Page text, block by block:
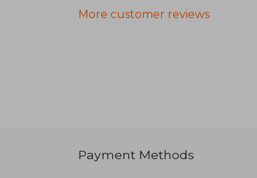
More customer reviews
Payment Methods